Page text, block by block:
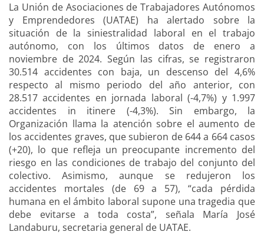
La Unión de Asociaciones de Trabajadores Autónomos
y Emprendedores (UATAE) ha alertado sobre la
situación de la siniestralidad laboral en el trabajo
autónomo, con los últimos datos de enero a
noviembre de 2024. Según las cifras, se registraron
30.514 accidentes con baja, un descenso del 4,6%
respecto al mismo periodo del año anterior, con
28.517 accidentes en jornada laboral (-4,7%) y 1.997
accidentes in itinere (-4,3%). Sin embargo, la
Organización llama la atención sobre el aumento de
los accidentes graves, que subieron de 644 a 664 casos
(+20), lo que refleja un preocupante incremento del
riesgo en las condiciones de trabajo del conjunto del
colectivo. Asimismo, aunque se redujeron los
accidentes mortales (de 69 a 57), “cada pérdida
humana en el ámbito laboral supone una tragedia que
debe evitarse a toda costa”, señala María José
Landaburu, secretaria general de UATAE.